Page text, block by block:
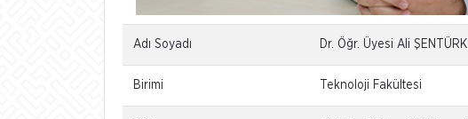
Adı Soyadı Dr. Öğr. Üyesi Ali ŞENTÜRK
Birimi Teknoloji Fakültesi